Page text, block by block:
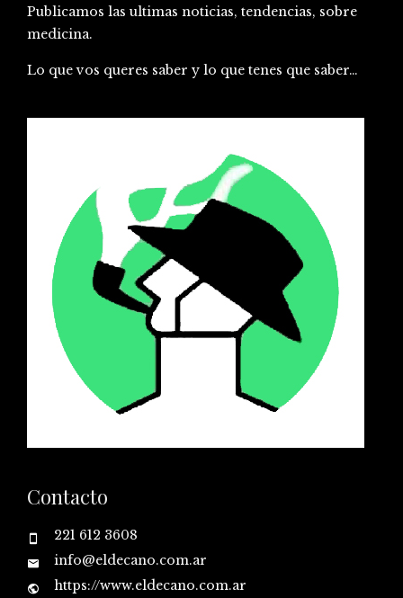
Publicamos las ultimas noticias, tendencias, sobre
medicina.
Lo que vos queres saber y lo que tenes que saber…
Contacto
221 612 3608
info@eldecano.com.ar
https://www.eldecano.com.ar